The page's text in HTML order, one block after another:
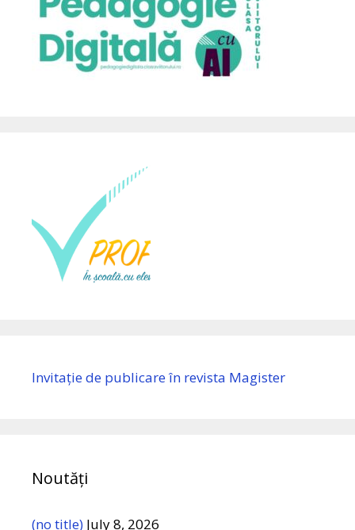
Invitație de publicare în revista Magister
Noutăți
(no title) July 8, 2026